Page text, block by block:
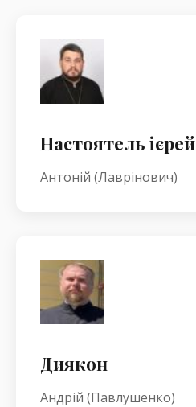
Настоятель ієрей
Антоній (Лаврінович)
Диякон
Андрій (Павлушенко)